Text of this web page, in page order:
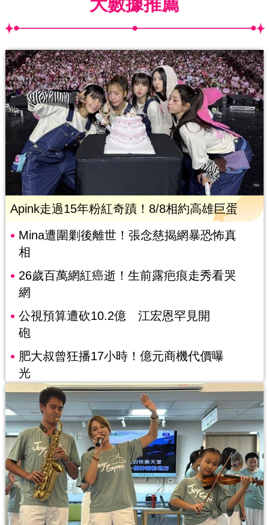
Apink走過15年粉紅奇蹟！8/8相約高雄巨蛋
Mina遭圍剿後離世！張念慈揭網暴恐怖真
相
26歲百萬網紅癌逝！生前露疤痕走秀看哭
網
公視預算遭砍10.2億 江宏恩罕見開
砲
肥大叔曾狂播17小時！億元商機代價曝
光